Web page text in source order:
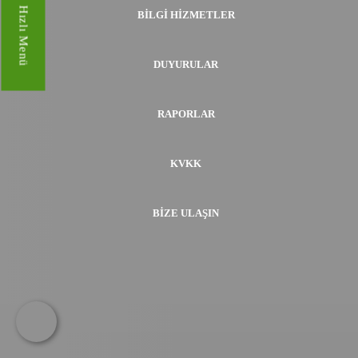
Hızlı Menü BILGI HIZMETLER
DUYURULAR
RAPORLAR
KVKK
BIZE ULAŞIN